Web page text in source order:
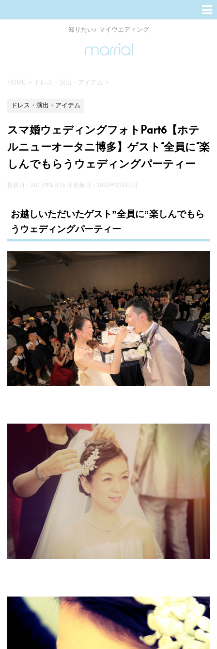
知りたい♪ マイウエディング
HOME > ドレス・演出・アイテム >
ドレス・演出・アイテム
スマ婚ウェディングフォトPart6【ホテ
ルニューオータニ博多】ゲスト”全員に”楽
しんでもらうウェディングパーティー
投稿日：2017年1月15日 更新日： 2020年2月12日
お越しいただいたゲスト”全員に”楽しんでもら
うウェディングパーティー